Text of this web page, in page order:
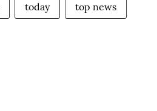
today top news